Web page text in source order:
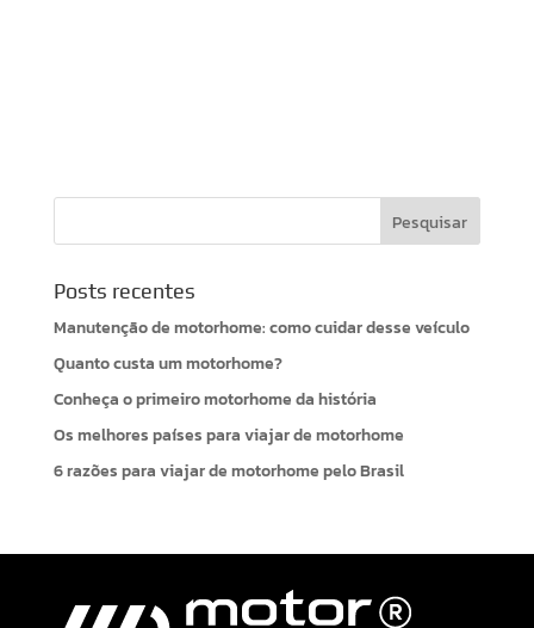
Posts recentes
Manutenção de motorhome: como cuidar desse veículo
Quanto custa um motorhome?
Conheça o primeiro motorhome da história
Os melhores países para viajar de motorhome
6 razões para viajar de motorhome pelo Brasil